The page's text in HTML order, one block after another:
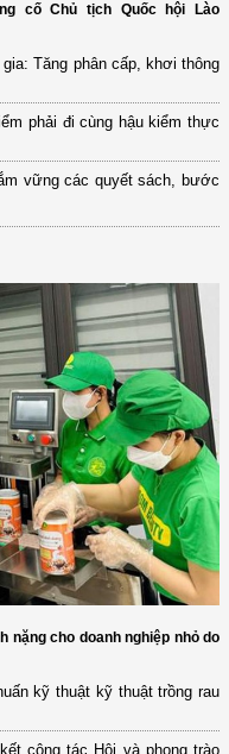
cố Chủ tịch Quốc hội Lào
Tăng phân cấp, khơi thông
phải đi cùng hậu kiểm thực
vững các quyết sách, bước
nặng cho doanh nghiệp nhỏ do
kỹ thuật kỹ thuật trồng rau
công tác Hội và phong trào